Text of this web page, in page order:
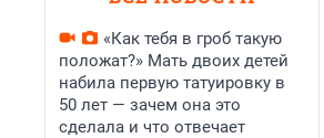
«Как тебя в гроб такую
положат?» Мать двоих детей
набила первую татуировку в
50 лет — зачем она это
сделала и что отвечает